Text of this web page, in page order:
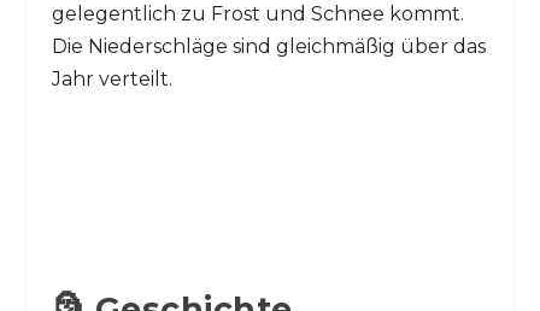
gelegentlich zu Frost und Schnee kommt.
Die Niederschläge sind gleichmäßig über das
Jahr verteilt.